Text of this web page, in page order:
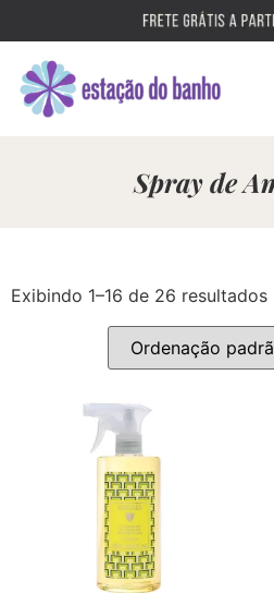
Spray de
Exibindo 1–16 de 26 resultados